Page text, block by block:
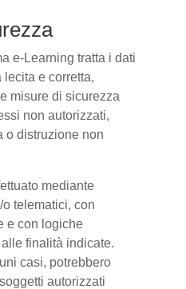
e-Learning tratta i dati
e corretta,
misure di sicurezza
non autorizzati,
o distruzione non
mediante
telematici, con
e con logiche
finalità indicate.
casi, potrebbero
autorizzati